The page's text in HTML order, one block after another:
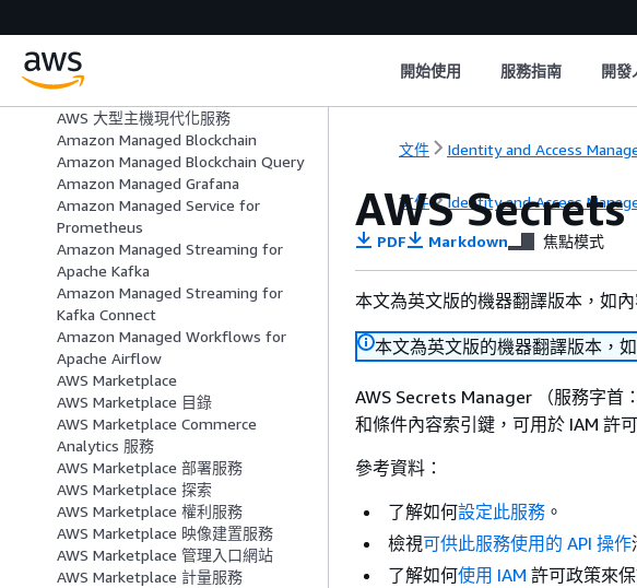
開始使用 服務指南 開發
Amazon Machine Learning
Amazon Macie
AWS 大型主機現代化應用程式測試
AWS 大型主機現代化服務
Amazon Managed Blockchain
Amazon Managed Blockchain Query
Amazon Managed Grafana
Amazon Managed Service for
Prometheus
Amazon Managed Streaming for
Apache Kafka
Amazon Managed Streaming for
Kafka Connect
Amazon Managed Workflows for
Apache Airflow
AWS Marketplace
AWS Marketplace 目錄
AWS Marketplace Commerce
Analytics 服務
AWS Marketplace 部署服務
AWS Marketplace 探索
AWS Marketplace 權利服務
AWS Marketplace 映像建置服務
AWS Marketplace 管理入口網站
AWS Marketplace 計量服務
文件 Identity and Access
文件 Identity and Access
AWS
PDF Markdown 焦點模式
本文為英文版的機器翻譯版本，如
本文為英文版的機器翻譯版本，
AWS Secrets Manager （服務字首：
和條件內容索引鍵，可用於 IAM 許
參考資料：
了解如何設定此服務 。
檢視可供此服務使用的 API 操作
了解如何使用 IAM 許可政策來